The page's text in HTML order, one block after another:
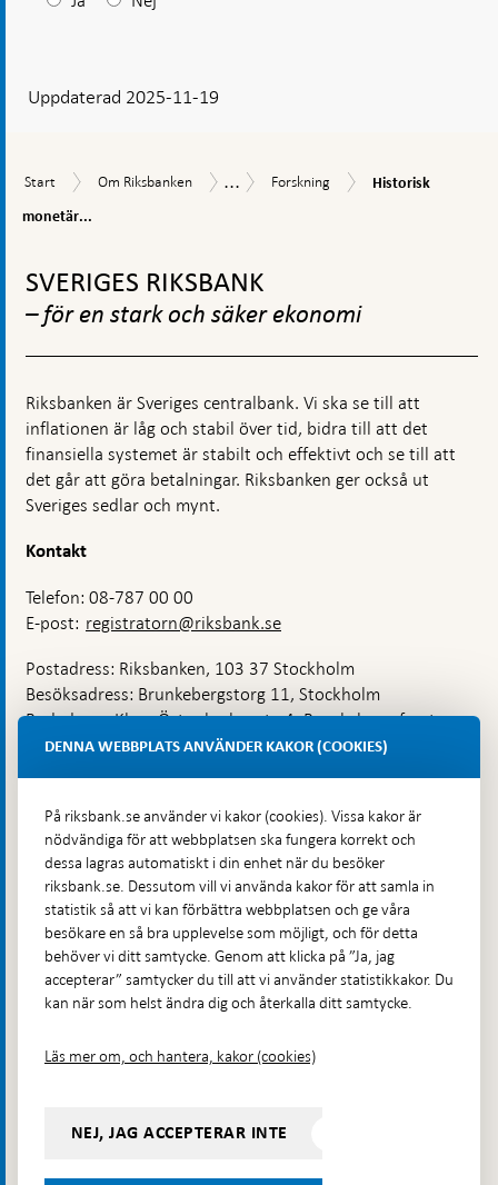
visas
Uppdaterad 2025-11-19
Start
Start
Om
Om Riksbanken
Uppdrag
... Forskning
Forskning
Historisk
Historisk
monetär...
toppnavigation
SVERIGES RIKSBANK
– för en stark och säker ekonomi
Riksbanken är Sveriges centralbank. Vi ska se till att
inflationen är låg och stabil över tid, bidra till att det
finansiella systemet är stabilt och effektivt och se till att
det går att göra betalningar. Riksbanken ger också ut
Sveriges sedlar och mynt.
Kontakt
Telefon: 08-787 00 00
E-post: registratorn@riksbank.se
Postadress: Riksbanken, 103 37 Stockholm
Besöksadress: Brunkebergstorg 11, Stockholm
Budadress: Klara Östra kyrkogata 4, Brunkebergsfaret,
Lastplats 6
Hitta direkt
Frågor och svar-
Öppnas
i
ny
flik
Till Riksbankens webbarkiv-
Öppnas
i
ny
Presskontakt
Integritetspolicy
Följ oss på sociala medier
DENNA WEBBPLATS ANVÄNDER KAKOR (COOKIES)
På riksbank.se använder vi kakor (cookies). Vissa kakor är
nödvändiga för att webbplatsen ska fungera korrekt och
dessa lagras automatiskt i din enhet när du besöker
riksbank.se. Dessutom vill vi använda kakor för att samla in
statistik så att vi kan förbättra webbplatsen och ge våra
besökare en så bra upplevelse som möjligt, och för detta
behöver vi ditt samtycke. Genom att klicka på ”Ja, jag
accepterar” samtycker du till att vi använder statistikkakor. Du
kan när som helst ändra dig och återkalla ditt samtycke.
Läs mer om, och hantera, kakor (cookies)
NEJ, JAG ACCEPTERAR INTE